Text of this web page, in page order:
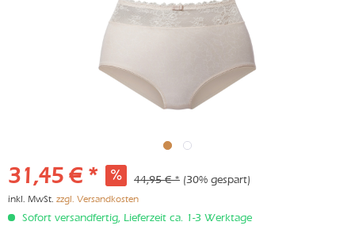
31,45 € * 44,95 € * (30% gespart)
inkl. MwSt. zzgl. Versandkosten
Sofort versandfertig, Lieferzeit ca. 1-3 Werktage